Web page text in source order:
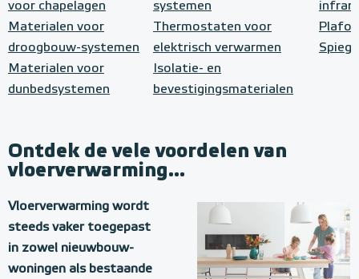
voor chapelagen
Materialen voor
droogbouw-systemen
Materialen voor
dunbedsystemen
systemen
Thermostaten voor
elektrisch verwarmen
Isolatie- en
bevestigingsmaterialen
Ontdek de vele voordelen van
vloerverwarming...
Vloerverwarming wordt
steeds vaker toegepast
in zowel nieuwbouw-
woningen als bestaande